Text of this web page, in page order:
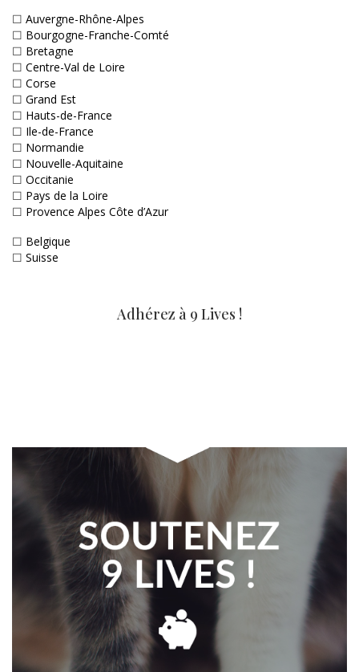
☐ Auvergne-Rhône-Alpes
☐ Bourgogne-Franche-Comté
☐ Bretagne
☐ Centre-Val de Loire
☐ Corse
☐ Grand Est
☐ Hauts-de-France
☐ Ile-de-France
☐ Normandie
☐ Nouvelle-Aquitaine
☐ Occitanie
☐ Pays de la Loire
☐ Provence Alpes Côte d’Azur
☐ Belgique
☐ Suisse
Adhérez à 9 Lives !